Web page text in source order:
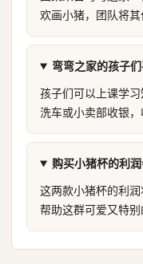
欢画小猪，团队将其
弯弯之家的孩子
孩子们可以上课学
洗车或小卖部收银，
购买小猪杯的利润
这两款小猪杯的利润
帮助这群可爱又特别